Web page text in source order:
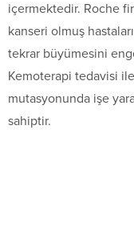
içermektedir. Roche
kanseri olmuş
tekrar büyümesini
Kemoterapi tedavisi
mutasyonunda işe
sahiptir.